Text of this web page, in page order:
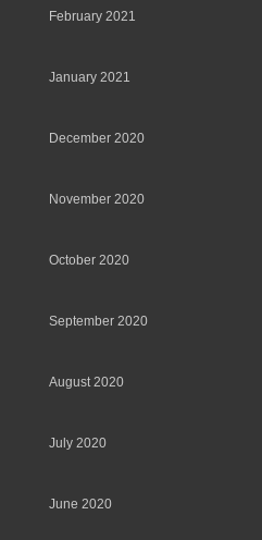
February 2021
January 2021
December 2020
November 2020
October 2020
September 2020
August 2020
July 2020
June 2020